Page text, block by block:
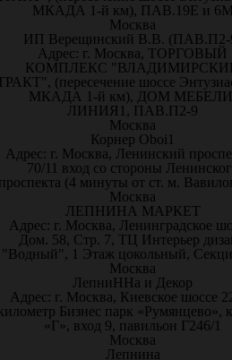
МКАДА 1-й км), ПАВ.19Е и 6М
Москва
ИП Верещинский В.В. (ПАВ.П2-
Адрес: г. Москва, ТОРГОВЫЙ
КОМПЛЕКС
(пересечение шоссе
МКАДА 1-й км), ДОМ
ЛИНИЯ1, ПАВ.П2-9
Москва
Корнер Oboi1
Адрес: г. Москва, Ленинский
70/11 вход со стороны
(4 минуты от ст. м.
Москва
ЛЕПНИНА МАРКЕТ
Адрес: г. Москва, Ленинградское
Дом. 58, Стр. 7, ТЦ Интерьер
"Водный", 1 Этаж цокольный,
Москва
ЛепниННа и Декор
Адрес: г. Москва, Киевское шоссе
Бизнес парк «Румянцево»,
«Г», вход 9, павильон Г246/1
Москва
Лепнина